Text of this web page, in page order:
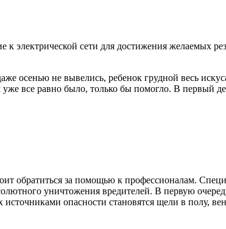
электрической сети для достижения желаемых
осенью не вывелись, ребенок грудной весь
все равно было, только бы помогло. В первый
обратиться за помощью к профессионалам.
уничтожения вредителей. В первую
опасности становятся щели в полу,